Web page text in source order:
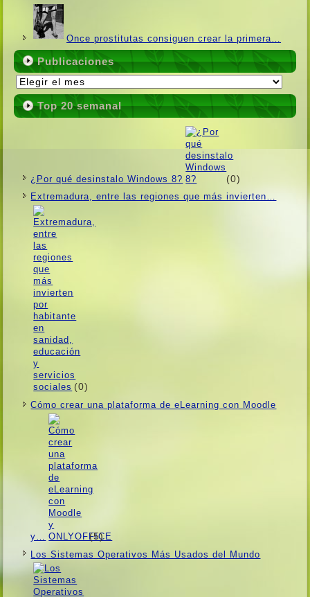
Once prostitutas consiguen crear la primera…
Publicaciones
Publicaciones
Top 20 semanal
¿Por qué desinstalo Windows 8? (0)
Extremadura, entre las regiones que más invierten…
(0)
Cómo crear una plataforma de eLearning con Moodle
y… (5)
Los Sistemas Operativos Más Usados ​​del Mundo